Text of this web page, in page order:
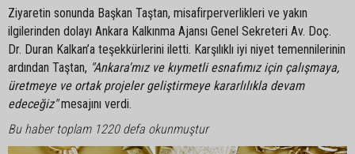
Ziyaretin sonunda Başkan Taştan, misafirperverlikleri ve yakın
ilgilerinden dolayı Ankara Kalkınma Ajansı Genel Sekreteri Av. Doç.
Dr. Duran Kalkan’a teşekkürlerini iletti. Karşılıklı iyi niyet temennilerinin
ardından Taştan, "Ankara'mız ve kıymetli esnafımız için çalışmaya,
üretmeye ve ortak projeler geliştirmeye kararlılıkla devam
edeceğiz"mesajını verdi.
Bu haber toplam 1220 defa okunmuştur